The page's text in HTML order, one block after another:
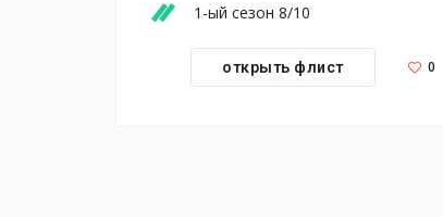
1-ый сезон 8/10
открыть флист 0